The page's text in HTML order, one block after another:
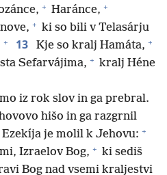
+ Haránce, +
+ ki so bili v Telasárju
+ 13 Kje so kralj Hamáta, +
Sefarvájima, + kralj Héne
iz rok slov in ga prebral.
hišo in ga razgrnil
je molil k Jehovu: +
Izraelov Bog, + ki sediš
Bog nad vsemi kraljestvi